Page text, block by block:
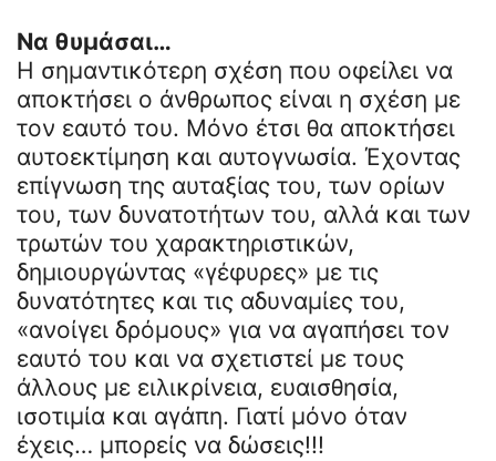
Να θυμάσαι…
Η σημαντικότερη σχέση που οφείλει να
αποκτήσει ο άνθρωπος είναι η σχέση με
τον εαυτό του. Μόνο έτσι θα αποκτήσει
αυτοεκτίμηση και αυτογνωσία. Έχοντας
επίγνωση της αυταξίας του, των ορίων
του, των δυνατοτήτων του, αλλά και των
τρωτών του χαρακτηριστικών,
δημιουργώντας «γέφυρες» με τις
δυνατότητες και τις αδυναμίες του,
«ανοίγει δρόμους» για να αγαπήσει τον
εαυτό του και να σχετιστεί με τους
άλλους με ειλικρίνεια, ευαισθησία,
ισοτιμία και αγάπη. Γιατί μόνο όταν
έχεις… μπορείς να δώσεις!!!